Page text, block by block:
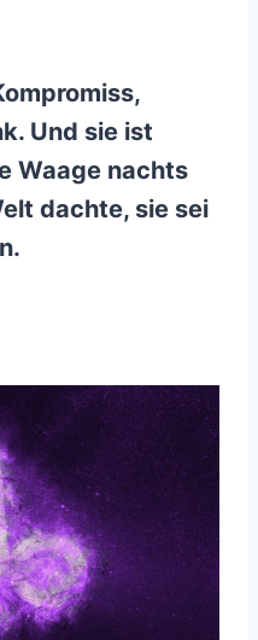
Und sie ist
Waage nachts
dachte, sie sei